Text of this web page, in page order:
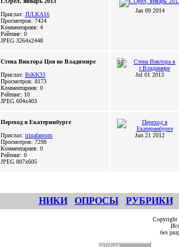
Прислал: JULKA16
Просмотров: 7424
Комментариев: 4
Рейтинг: 0
JPEG 3264x2448
Jan 09 2014
Стена Виктора Цоя во Владимире
Прислал: BiKK33
Просмотров: 8173
Комментариев: 0
Рейтинг: 10
JPEG 604x403
10
Jul 01 2013
Переход в Екатеринбурге
Прислал: irinafantom
Просмотров: 7298
Комментариев: 0
Рейтинг: 0
JPEG 807x605
Jun 21 2012
НИКИ ОПРОСЫ РУБРИКИ
без